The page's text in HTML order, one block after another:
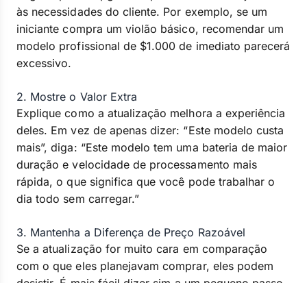
às necessidades do cliente. Por exemplo, se um
iniciante compra um violão básico, recomendar um
modelo profissional de $1.000 de imediato parecerá
excessivo.
2. Mostre o Valor Extra
Explique como a atualização melhora a experiência
deles. Em vez de apenas dizer: “Este modelo custa
mais”, diga: “Este modelo tem uma bateria de maior
duração e velocidade de processamento mais
rápida, o que significa que você pode trabalhar o
dia todo sem carregar.”
3. Mantenha a Diferença de Preço Razoável
Se a atualização for muito cara em comparação
com o que eles planejavam comprar, eles podem